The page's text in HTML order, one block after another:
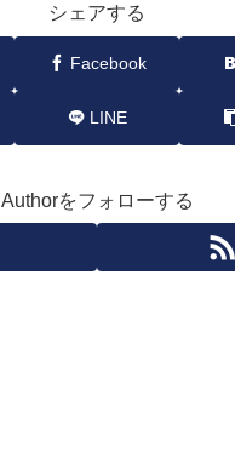
シェアする
Facebook
LINE
Authorをフォローする